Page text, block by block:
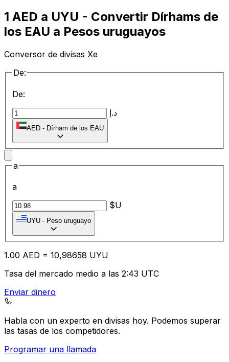
1 AED a UYU - Convertir Dírhams de
los EAU a Pesos uruguayos
Conversor de divisas Xe
De:
De:
د.إ
AED - Dírham de los EAU
a
a
$U
UYU - Peso uruguayo
1.00 AED = 10,98658 UYU
Tasa del mercado medio a las 2:43 UTC
Enviar dinero
Habla con un experto en divisas hoy. Podemos superar
las tasas de los competidores.
Programar una llamada